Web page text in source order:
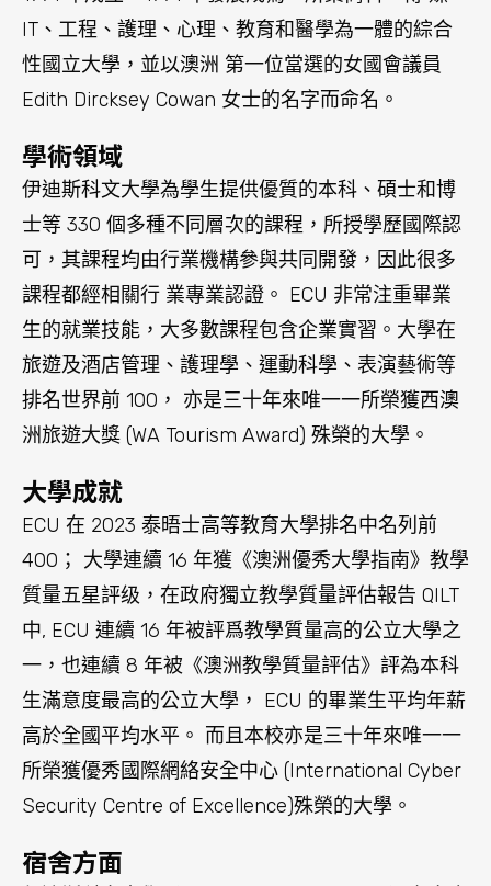
旅遊及酒店管理、護理學、運動科學、表演藝術等
排名世界前 100， 亦是三十年來唯一一所榮獲西澳
洲旅遊大獎 (WA Tourism Award) 殊榮的大學。
大學成就
ECU 在 2023 泰晤士高等教育大學排名中名列前
400； 大學連續 16 年獲《澳洲優秀大學指南》教學
質量五星評级，在政府獨立教學質量評估報告 QILT
中, ECU 連續 16 年被評爲教學質量高的公立大學之
一，也連續 8 年被《澳洲教學質量評估》評為本科
生滿意度最高的公立大學， ECU 的畢業生平均年薪
高於全國平均水平。 而且本校亦是三十年來唯一一
所榮獲優秀國際網絡安全中心 (International Cyber
宿舍方面
伊迪斯科文大學（Edith Cowan University）在宿舍
方面提供多樣化的選擇，以滿足不同學生的需求和
預算。以下是該大學宿舍的詳細介紹：
1. 學生公寓（Student Village）
學生公寓提供單人、雙人和四人房間，每個房間都
有獨立的臥室和浴室，並與其他學生共用廚房和客
廳。這些公寓配備家具、電器、暖氣和空調等基本
公寓還有社交和娛樂區域，如游泳池、健身房和